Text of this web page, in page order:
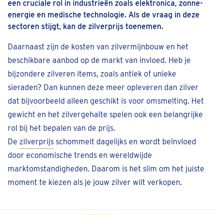
Eeklo
Markt 33
Bel + 32 94961479
Afspraak inplannen
Erpe-Mere
Gentsesteenweg 44
Geopend
• Sluit om 17:30
Bel 053 896160
Afspraak inplannen
een cruciale rol in industrieën zoals elektronica, zonne-
energie en medische technologie. Als de vraag in deze
sectoren stijgt, kan de zilverprijs toenemen.
Daarnaast zijn de kosten van zilvermijnbouw en het
beschikbare aanbod op de markt van invloed. Heb je
bijzondere zilveren items, zoals antiek of unieke
sieraden? Dan kunnen deze meer opleveren dan zilver
dat bijvoorbeeld alleen geschikt is voor omsmelting. Het
gewicht en het zilvergehalte spelen ook een belangrijke
rol bij het bepalen van de prijs.
De zilverprijs schommelt dagelijks en wordt beïnvloed
door economische trends en wereldwijde
marktomstandigheden. Daarom is het slim om het juiste
moment te kiezen als je jouw zilver wilt verkopen.